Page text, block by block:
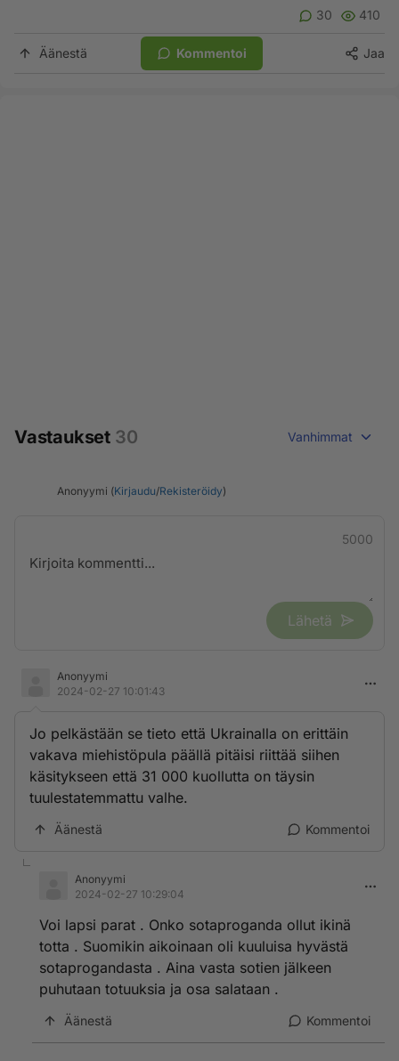
30 410
Äänestä Kommentoi Jaa
Vastaukset 30 Vanhimmat
Anonyymi (Kirjaudu/Rekisteröidy)
5000
Lähetä
Anonyymi
2024-02-27 10:01:43
Jo pelkästään se tieto että Ukrainalla on erittäin
vakava miehistöpula päällä pitäisi riittää siihen
käsitykseen että 31 000 kuollutta on täysin
tuulestatemmattu valhe.
Äänestä Kommentoi
Anonyymi
2024-02-27 10:29:04
Voi lapsi parat . Onko sotaproganda ollut ikinä
totta . Suomikin aikoinaan oli kuuluisa hyvästä
sotaprogandasta . Aina vasta sotien jälkeen
puhutaan totuuksia ja osa salataan .
Äänestä Kommentoi